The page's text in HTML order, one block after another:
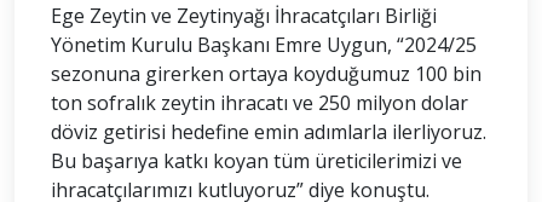
Ege Zeytin ve Zeytinyağı İhracatçıları Birliği
Yönetim Kurulu Başkanı Emre Uygun, “2024/25
sezonuna girerken ortaya koyduğumuz 100 bin
ton sofralık zeytin ihracatı ve 250 milyon dolar
döviz getirisi hedefine emin adımlarla ilerliyoruz.
Bu başarıya katkı koyan tüm üreticilerimizi ve
ihracatçılarımızı kutluyoruz” diye konuştu.